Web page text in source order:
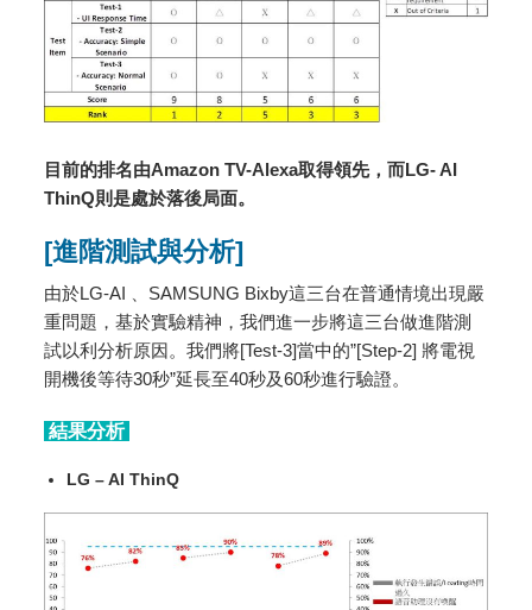
目前的排名由Amazon TV-Alexa取得領先，而LG- AI
ThinQ則是處於落後局面。
[進階測試與分析]
由於LG-AI 、SAMSUNG Bixby這三台在普通情境出現嚴
重問題，基於實驗精神，我們進一步將這三台做進階測
試以利分析原因。我們將[Test-3]當中的”[Step-2] 將電視
開機後等待30秒”延長至40秒及60秒進行驗證。
結果分析
LG – AI ThinQ